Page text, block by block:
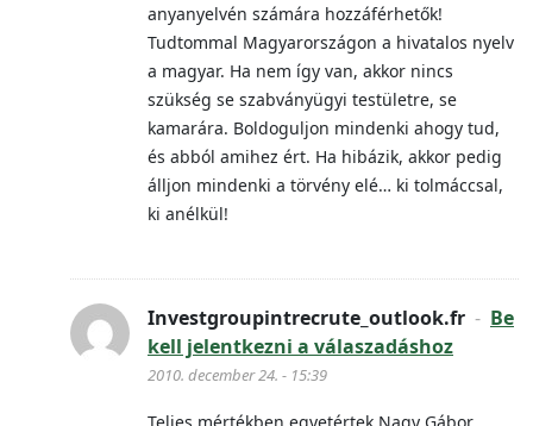
anyanyelvén számára hozzáférhetők!
Tudtommal Magyarországon a hivatalos nyelv
a magyar. Ha nem így van, akkor nincs
szükség se szabványügyi testületre, se
kamarára. Boldoguljon mindenki ahogy tud,
és abból amihez ért. Ha hibázik, akkor pedig
álljon mindenki a törvény elé… ki tolmáccsal,
ki anélkül!
Investgroupintrecrute_outlook.fr - Be
kell jelentkezni a válaszadáshoz
2010. december 24. - 15:39